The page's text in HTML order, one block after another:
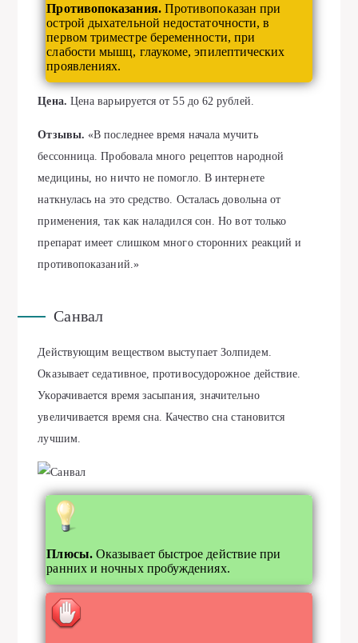
Противопоказания. Противопоказан при
острой дыхательной недостаточности, в
первом триместре беременности, при
слабости мышц, глаукоме, эпилептических
проявлениях.
Цена. Цена варьируется от 55 до 62 рублей.
Отзывы.«В последнее время начала мучить
бессонница. Пробовала много рецептов народной
медицины, но ничто не помогло. В интернете
наткнулась на это средство. Осталась довольна от
применения, так как наладился сон. Но вот только
препарат имеет слишком много сторонних реакций и
противопоказаний.»
Санвал
Действующим веществом выступает Золпидем.
Оказывает седативное, противосудорожное действие.
Укорачивается время засыпания, значительно
увеличивается время сна. Качество сна становится
лучшим.
Плюсы. Оказывает быстрое действие при
ранних и ночных пробуждениях.